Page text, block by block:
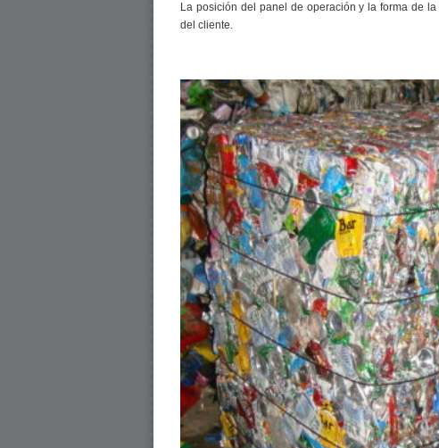
La posición del panel de operación y la forma de
del cliente.